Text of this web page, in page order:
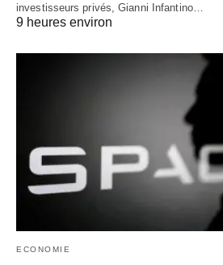
investisseurs privés, Gianni Infantino…
9 heures environ
ECONOMIE